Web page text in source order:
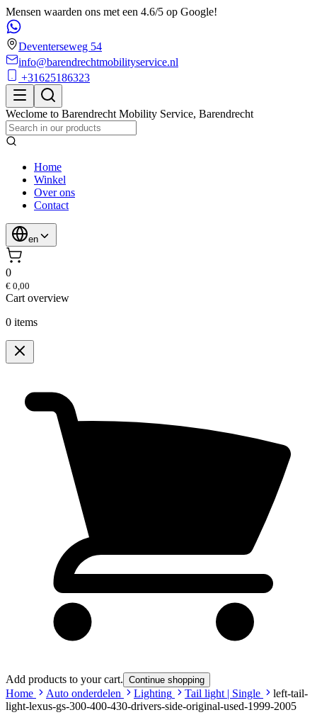
Mensen waarden ons met een 4.6/5 op Google!
Deventerseweg 54
info@barendrechtmobilityservice.nl
+31625186323
Weclome to Barendrecht Mobility Service, Barendrecht
Home
Winkel
Over ons
Contact
en
0
€ 0,00
Cart overview
0 items
Add products to your cart. Continue shopping
Home Auto onderdelen Lighting Tail light | Single
left-tail-
light-lexus-gs-300-400-430-drivers-side-original-used-1999-2005